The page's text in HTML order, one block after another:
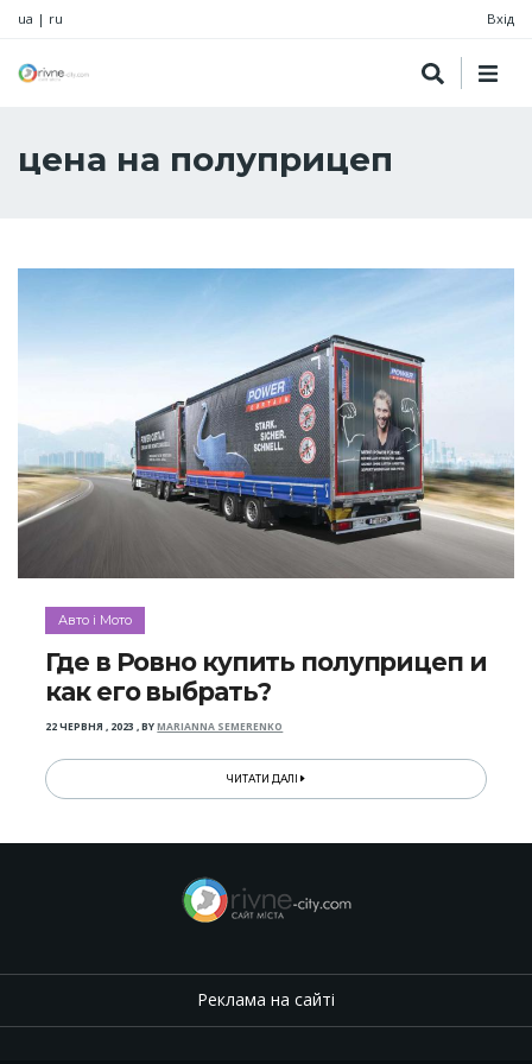
ua | ru Вхід
цена на полуприцеп
Авто і Мото
Где в Ровно купить полуприцеп и
как его выбрать?
22 ЧЕРВНЯ , 2023 ,BYMARIANNA SEMERENKO
ЧИТАТИ ДАЛІ
Реклама на сайті